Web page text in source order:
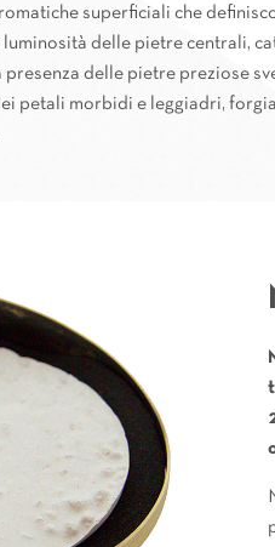
superficiali che
delle pietre centrali,
presenza delle pietre preziose
petali morbidi e leggiadri,